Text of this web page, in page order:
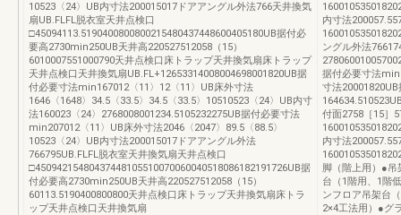
10523〈24〉UB内寸法200015017ドアアングル外法766天井換気
扇UB.FLFL脱衣室天井点検口
□45094113.5190400800800215480437448600405180UB据付必
要高2730min250UB天井高220527512058（15）
6010007551000790天井点検口床トラップ天井換気扇床トラップ
天井点検口天井換気扇UB.FL+12653314008004698001820UB据
付必要寸法min167012〈11〉12〈11〉UB床外寸法
1646〈1648〉34.5〈33.5〉34.5〈33.5〉10510523〈24〉UB内寸
法160023〈24〉2768008001234.5105232275UB据付必要寸法
min207012〈11〉UB床外寸法2046〈2047〉89.5〈88.5〉
10523〈24〉UB内寸法200015017ドアアングル外法
766795UB.FLFL脱衣室天井換気扇天井点検口
□45094215480437448105510070060040518086182191726UB据
付必要高2730min250UB天井高220527512058（15）
60113.5190400800800天井点検口床トラップ天井換気扇床トラ
ップ天井点検口天井換気扇
内寸法
ングル外法
据付必要寸法
寸法
付面2758［15］
内寸法
脚（階上用）●吊
台（1階用、1階
ンフロア吊架台
2×4工法用）●グ